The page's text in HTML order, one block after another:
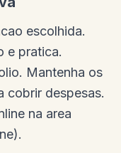
escolhida.
e pratica.
Mantenha os
cobrir despesas.
na area